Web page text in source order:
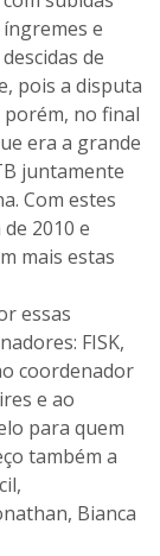
íngremes e
descidas de
pois a disputa
no final
era a grande
juntamente
Com estes
2010 e
mais estas
essas
FISK,
coordenador
e ao
para quem
também a
Bianca